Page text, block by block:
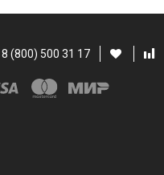
8 (800) 500 31 17